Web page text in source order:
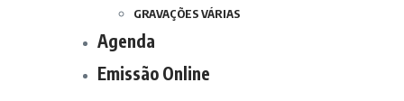
GRAVAÇÕES VÁRIAS
Agenda
Emissão Online